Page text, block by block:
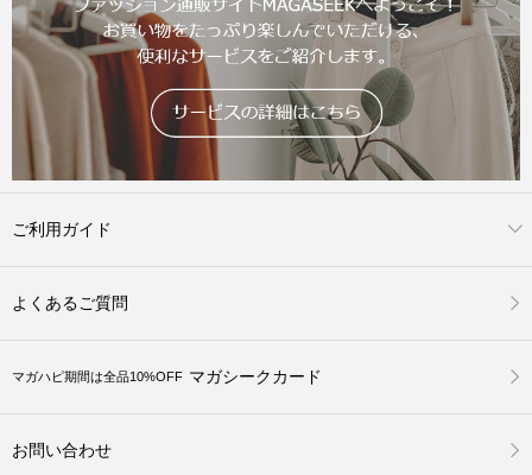
ご利用ガイド
よくあるご質問
マガハピ期間は全品10%OFF マガシークカード
お問い合わせ